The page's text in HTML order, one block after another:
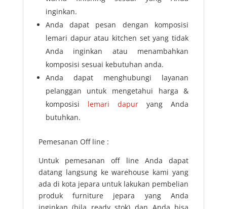
inginkan.
Anda dapat pesan dengan komposisi
lemari dapur atau kitchen set yang tidak
Anda inginkan atau menambahkan
komposisi sesuai kebutuhan anda.
Anda dapat menghubungi layanan
pelanggan untuk mengetahui harga &
komposisi lemari dapur yang Anda
butuhkan.
Pemesanan Off line :
Untuk pemesanan off line Anda dapat
datang langsung ke warehouse kami yang
ada di kota jepara untuk lakukan pembelian
produk furniture jepara yang Anda